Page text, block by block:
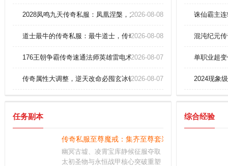
2028凤鸣九天传奇私服：凤凰涅槃，九天之力觉醒
2026-08-08
道士最牛的传奇私服：最牛道士，传奇私服的全新冒险之旅
2026-08-08
176王朝争霸传奇速通法师英雄雷电术精通2026-08-07
传奇属性大调整，逆天改命必囤玄冰铁！2026-08-07
诛仙霸主
混沌纪元
单职业超
2024现象
任务副本
传奇私服至尊魔戒：集齐至尊套装，碾压全服无人敌
幽冥古墟、凌霄宝库静候征服夺取
太初圣物与永恒战甲核心突破重塑
综合经验